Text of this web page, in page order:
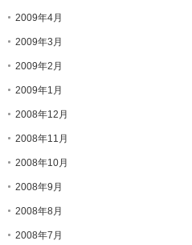
2009年4月
2009年3月
2009年2月
2009年1月
2008年12月
2008年11月
2008年10月
2008年9月
2008年8月
2008年7月